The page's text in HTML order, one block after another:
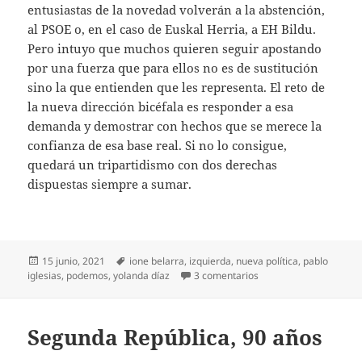
entusiastas de la novedad volverán a la abstención,
al PSOE o, en el caso de Euskal Herria, a EH Bildu.
Pero intuyo que muchos quieren seguir apostando
por una fuerza que para ellos no es de sustitución
sino la que entienden que les representa. El reto de
la nueva dirección bicéfala es responder a esa
demanda y demostrar con hechos que se merece la
confianza de esa base real. Si no lo consigue,
quedará un tripartidismo con dos derechas
dispuestas siempre a sumar.
Publicado
el
15 junio, 2021 Etiquetas
ione belarra, izquierda, nueva política, pablo
iglesias, podemos,yolanda díaz 3 comentarios
Segunda República, 90 años